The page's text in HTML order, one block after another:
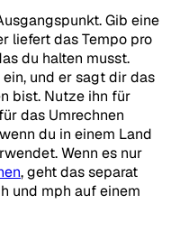
Gib eine
liefert das Tempo pro
du halten musst.
und er sagt dir das
bist. Nutze ihn für
das Umrechnen
du in einem Land
Wenn es nur
, geht das separat
und mph auf einem